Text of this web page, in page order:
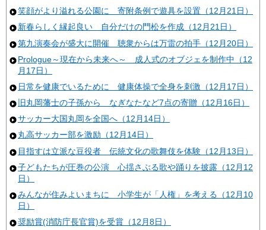
笑顔がより溢れる公園に 寄附条例で遊具を設置（12月21日）
新春らしく縁起良い 自分だけの門松を作成（12月21日）
第九演奏会が盛大に開催 聴衆からは万雷の拍手（12月20日）
Prologue～現在から未来へ～ 成人式のオブジェを制作中（12
月17日）
日常を健康でいるために 健康体操で全身を刺激（12月17日）
旧丸岡藩士の子孫から なぎなたなど7点の寄贈（12月16日）
サッカー大国丸岡を全国へ（12月14日）
丸高サッカー部を激励（12月14日）
目指すは立派な豆役者 伝統文化の歌舞伎を体験（12月13日）
子どもたちが圧巻の公演 心揺さぶる歌や踊りを披露（12月12
日）
みんなが住みよいまちに 小学生が「人権」を考える（12月10
日）
奨励賞(消防庁長官賞)を受賞（12月8日）